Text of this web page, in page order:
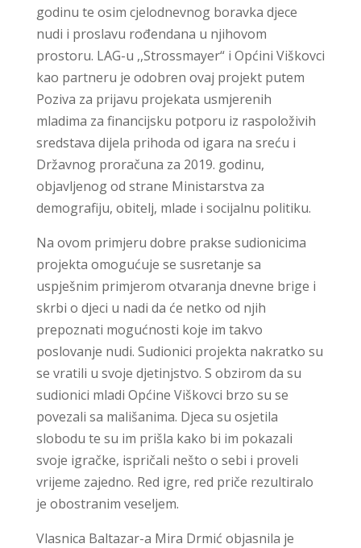
godinu te osim cjelodnevnog boravka djece
nudi i proslavu rođendana u njihovom
prostoru. LAG-u ,,Strossmayer“ i Općini Viškovci
kao partneru je odobren ovaj projekt putem
Poziva za prijavu projekata usmjerenih
mladima za financijsku potporu iz raspoloživih
sredstava dijela prihoda od igara na sreću i
Državnog proračuna za 2019. godinu,
objavljenog od strane Ministarstva za
demografiju, obitelj, mlade i socijalnu politiku.
Na ovom primjeru dobre prakse sudionicima
projekta omogućuje se susretanje sa
uspješnim primjerom otvaranja dnevne brige i
skrbi o djeci u nadi da će netko od njih
prepoznati mogućnosti koje im takvo
poslovanje nudi. Sudionici projekta nakratko su
se vratili u svoje djetinjstvo. S obzirom da su
sudionici mladi Općine Viškovci brzo su se
povezali sa mališanima. Djeca su osjetila
slobodu te su im prišla kako bi im pokazali
svoje igračke, ispričali nešto o sebi i proveli
vrijeme zajedno. Red igre, red priče rezultiralo
je obostranim veseljem.
Vlasnica Baltazar-a Mira Drmić objasnila je